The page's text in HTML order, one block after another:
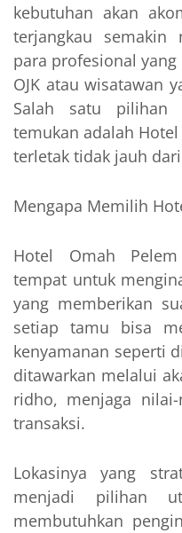
kebutuhan akan
terjangkau semakin
para profesional
OJK atau wisatawan
Salah satu pilihan
temukan adalah
terletak tidak jauh
Mengapa Memilih
Hotel Omah
tempat untuk
yang memberikan
setiap tamu bisa
kenyamanan seperti
ditawarkan melalui
ridho, menjaga
transaksi.
Lokasinya yang
menjadi pilihan
membutuhkan